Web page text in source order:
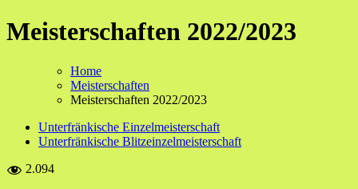
Meisterschaften 2022/2023
Home
Meisterschaften
Meisterschaften 2022/2023
Unterfränkische Einzelmeisterschaft
Unterfränkische Blitzeinzelmeisterschaft
2.094